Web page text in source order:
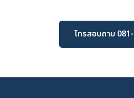
โทรสอบถาม